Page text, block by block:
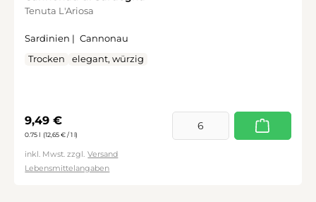
Tenuta L'Ariosa
Sardinien | Cannonau
Trocken
elegant, würzig
Regulärer Preis:
9,49 €
0.75 l (12,65 € / 1 l)
inkl. Mwst. zzgl. Versand
Lebensmittelangaben